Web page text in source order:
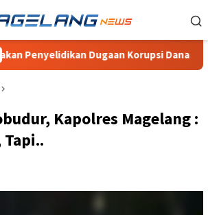
Dugaan Korupsi Dana Desa Wonogiri
Kapolres Magelang :